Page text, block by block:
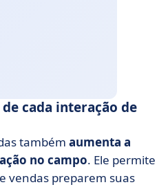
cada interação de
também aumenta a
no campo. Ele permite
vendas preparem suas